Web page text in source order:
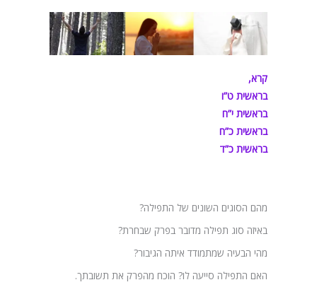
קרא,
בראשית ט”ו
בראשית י”ח
בראשית כ”ח
בראשית כ”ד
מהם הסוגים השונים של התפילה?
באיזה סוג תפילה מדובר בפרק שבחרת?
מהי הבעיה שמתמודד איתה הגיבור?
האם התפילה סייעה לו? הוכח מהפרק את תשובתך.